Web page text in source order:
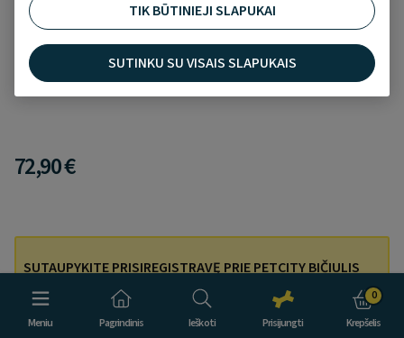
Meniu Pagrindinis Ieškoti Prisijungti
0
Krepšelis
Raw Paleo Ultra puppy mini maistas šuniukams
su kalakutiena, 8 kg
Atsiliepimų nėra Įtraukti į norų sąrašą
72,90 €
SUTAUPYKITE PRISIREGISTRAVĘ PRIE PETCITY BIČIULIS
LOJALUMO PROGRAMOS!
Prisijunkite ir pirkdami 3 prekes, mokėkite tik už 2!
TIK BŪTINIEJI SLAPUKAI
SUTINKU SU VISAIS SLAPUKAIS